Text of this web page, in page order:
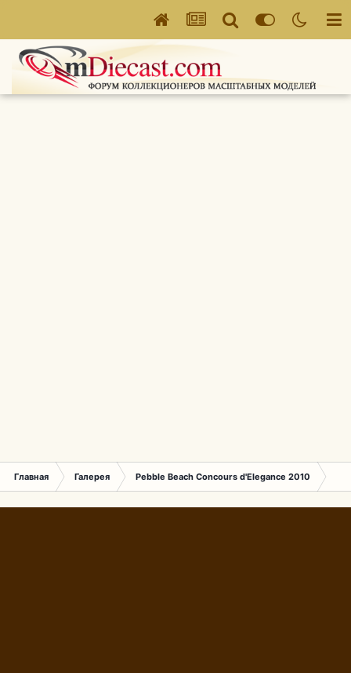
Главная Галерея Pebble Beach Concours d'Elegance 2010